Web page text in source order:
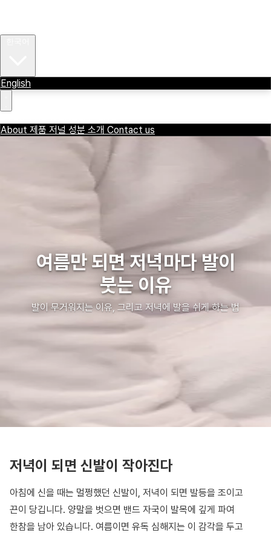
English
About 제품 저널 성분 소개 Contact us
여름만 되면 저녁마다 발이
붓는 이유
발이 무거워지는 이유, 그리고 저녁에 발을 쉬게 하는 법
저녁이 되면 신발이 작아진다
아침에 신을 때는 멀쩡했던 신발이, 저녁이 되면 발등을 조이고
끈이 당깁니다. 양말을 벗으면 밴드 자국이 발목에 깊게 파여
한참을 남아 있습니다. 여름이면 유독 심해지는 이 감각을 두고